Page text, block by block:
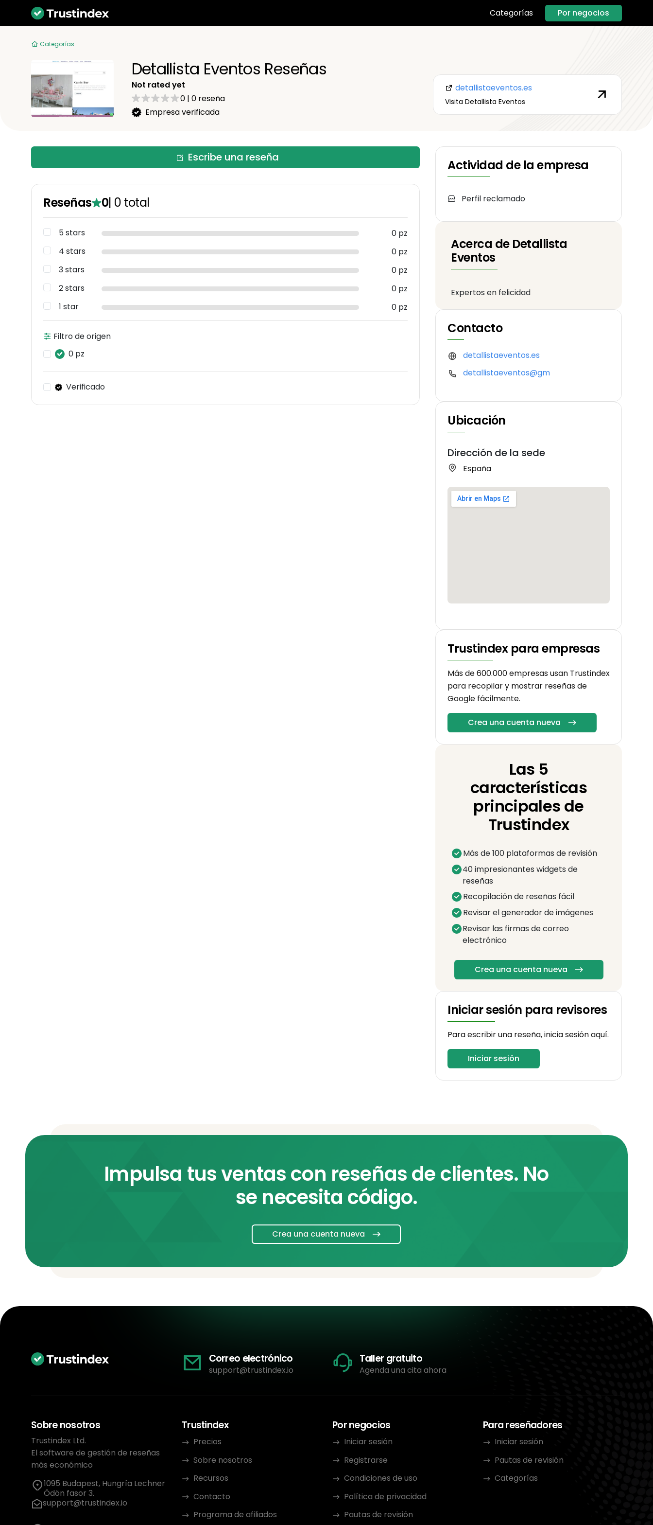
Categorías Por negocios
Categorías
Detallista Eventos Reseñas
Not rated yet
0 | 0reseña
Empresa verificada
detallistaeventos.es
Visita Detallista Eventos
Escribe una reseña
Reseñas 0| 0 total
5 stars
0 pz
4 stars
0 pz
3 stars
0 pz
2 stars
0 pz
1 star
0 pz
Filtro de origen
0 pz
Verificado
Actividad de la empresa
Perfil reclamado
Acerca de Detallista
Eventos
Expertos en felicidad
Contacto
detallistaeventos.es
detallistaeventos@gm
Ubicación
Dirección de la sede
España
Trustindex para empresas
Más de 600.000 empresas usan Trustindex
para recopilar y mostrar reseñas de
Google fácilmente.
Crea una cuenta nueva
Las 5
características
principales de
Trustindex
Más de 100 plataformas de revisión
40 impresionantes widgets de
reseñas
Recopilación de reseñas fácil
Revisar el generador de imágenes
Revisar las firmas de correo
electrónico
Crea una cuenta nueva
Iniciar sesión para revisores
Para escribir una reseña, inicia sesión aquí.
Iniciar sesión
Impulsa tus ventas con reseñas de clientes. No
se necesita código.
Crea una cuenta nueva
Correo electrónico
support@trustindex.io
Taller gratuito
Agenda una cita ahora
Sobre nosotros
Trustindex Ltd.
El software de gestión de reseñas
más económico
1095 Budapest, Hungría Lechner
Ödön fasor 3.
support@trustindex.io
Trustindex
Precios
Sobre nosotros
Recursos
Contacto
Programa de afiliados
Por negocios
Iniciar sesión
Registrarse
Condiciones de uso
Política de privacidad
Pautas de revisión
Para reseñadores
Iniciar sesión
Pautas de revisión
Categorías